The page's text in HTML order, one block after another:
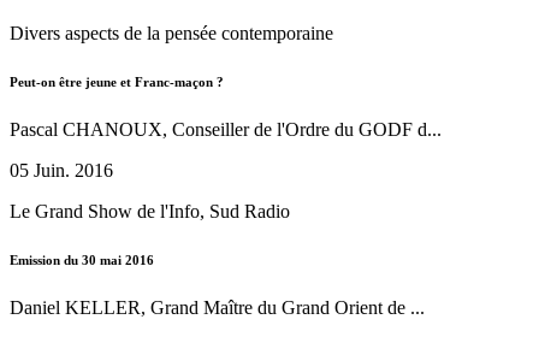
Divers aspects de la pensée contemporaine
Peut-on être jeune et Franc-maçon ?
Pascal CHANOUX, Conseiller de l'Ordre du GODF d...
05 Juin. 2016
Le Grand Show de l'Info, Sud Radio
Emission du 30 mai 2016
Daniel KELLER, Grand Maître du Grand Orient de ...